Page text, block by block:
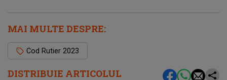
DISTRIBUIE ARTICOLUL
MAI MULTE DESPRE:
Cod Rutier 2023